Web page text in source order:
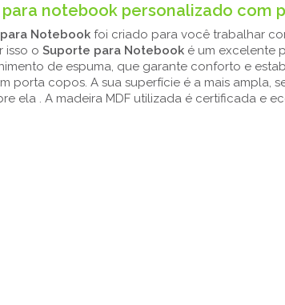
notebook personalizado com
Notebookfoi criado para você trabalhar
isso oSuporte para Notebook é um excelente
de espuma, que garante conforto e
porta copos. A sua superfície é a mais ampla,
ela . A madeira MDF utilizada é certificada e